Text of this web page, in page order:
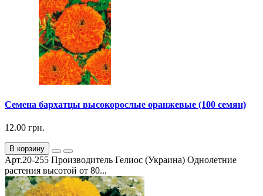
Семена бархатцы высокорослые оранжевые (100 семян)
12.00 грн.
В корзину
Арт.20-255 Производитель Гелиос (Украина) Однолетние
растения высотой от 80...